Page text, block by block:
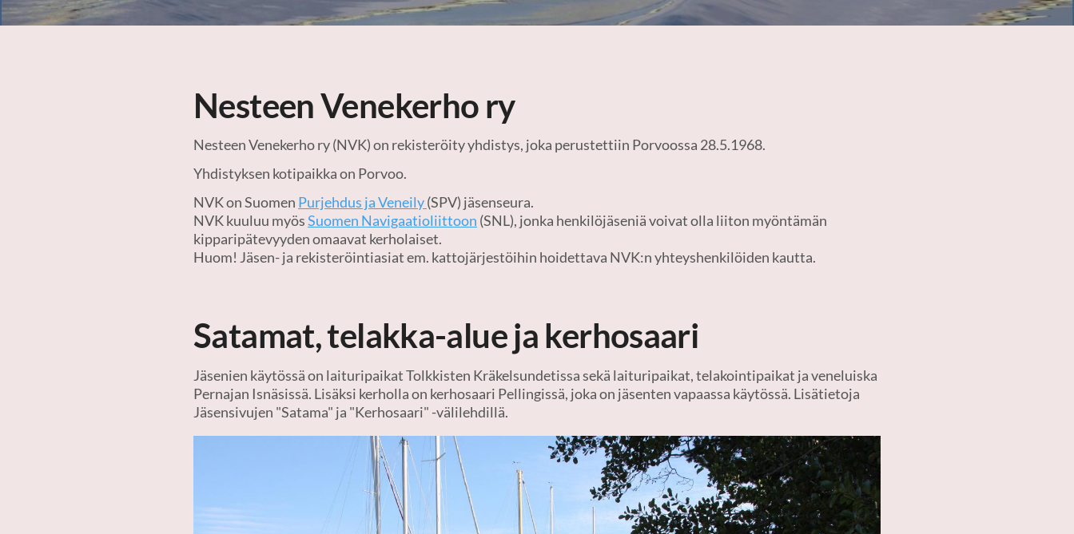
Nesteen Venekerho ry
Nesteen Venekerho ry (NVK) on rekisteröity yhdistys, joka perustettiin Porvoossa 28.5.1968.
Yhdistyksen kotipaikka on Porvoo.
NVK on Suomen Purjehdus ja Veneily(SPV) jäsenseura.
NVK kuuluu myösSuomen Navigaatioliittoon (SNL), jonka henkilöjäseniä voivat olla liiton myöntämän
kipparipätevyyden omaavat kerholaiset.
Huom! Jäsen- ja rekisteröintiasiat em. kattojärjestöihin hoidettava NVK:n yhteyshenkilöiden kautta.
Satamat, telakka-alue ja kerhosaari
Jäsenien käytössä on laituripaikat Tolkkisten Kräkelsundetissa sekä laituripaikat, telakointipaikat ja veneluiska
Pernajan Isnäsissä. Lisäksi kerholla on kerhosaari Pellingissä, joka on jäsenten vapaassa käytössä. Lisätietoja
Jäsensivujen "Satama" ja "Kerhosaari" -välilehdillä.